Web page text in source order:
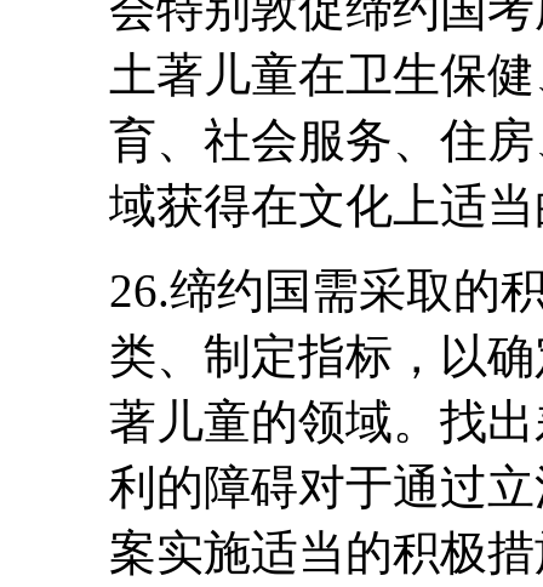
土著儿童在卫生保
育、社会服务、住
域获得在文化上适
26.缔约国需采取的
类、制定指标，以
著儿童的领域。找
利的障碍对于通过
案实施适当的积极